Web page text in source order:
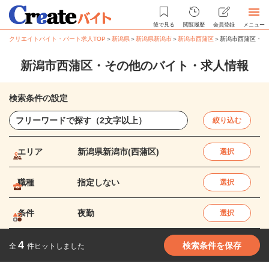
後で見る 閲覧履歴 会員登録 メニュー
クリエイトバイト・パート求人TOP ＞新潟県＞新潟県新潟市＞新潟市西蒲区＞新潟市西蒲区・
新潟市西蒲区・その他のバイト・求人情報
検索条件の設定
絞り込む
エリア 新潟県新潟市(西蒲区) 選択
職種 指定しない 選択
条件 夜勤 選択
全 4 件ヒットしました 検索条件を保存